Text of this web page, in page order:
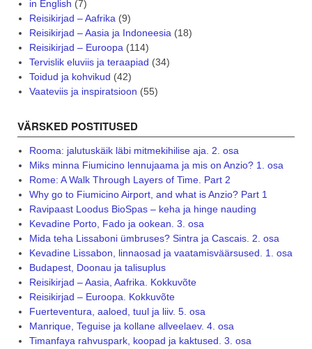
in English (7)
Reisikirjad – Aafrika (9)
Reisikirjad – Aasia ja Indoneesia (18)
Reisikirjad – Euroopa (114)
Tervislik eluviis ja teraapiad (34)
Toidud ja kohvikud (42)
Vaateviis ja inspiratsioon (55)
VÄRSKED POSTITUSED
Rooma: jalutuskäik läbi mitmekihilise aja. 2. osa
Miks minna Fiumicino lennujaama ja mis on Anzio? 1. osa
Rome: A Walk Through Layers of Time. Part 2
Why go to Fiumicino Airport, and what is Anzio? Part 1
Ravipaast Loodus BioSpas – keha ja hinge nauding
Kevadine Porto, Fado ja ookean. 3. osa
Mida teha Lissaboni ümbruses? Sintra ja Cascais. 2. osa
Kevadine Lissabon, linnaosad ja vaatamisväärsused. 1. osa
Budapest, Doonau ja talisuplus
Reisikirjad – Aasia, Aafrika. Kokkuvõte
Reisikirjad – Euroopa. Kokkuvõte
Fuerteventura, aaloed, tuul ja liiv. 5. osa
Manrique, Teguise ja kollane allveelaev. 4. osa
Timanfaya rahvuspark, koopad ja kaktused. 3. osa